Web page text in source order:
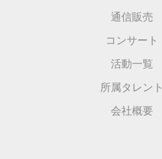
通信販売
コンサート
活動一覧
所属タレント
会社概要